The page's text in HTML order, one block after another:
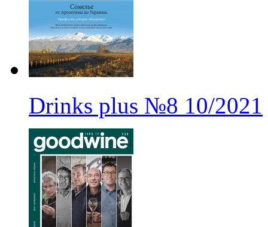
Drinks plus №8 10/2021